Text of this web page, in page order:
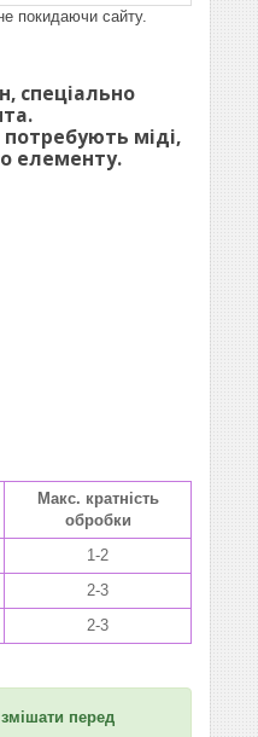
покидаючи сайту.
спеціально
міді,
елементу.
Макс. кратність
обробки
1-2
2-3
2-3
перед